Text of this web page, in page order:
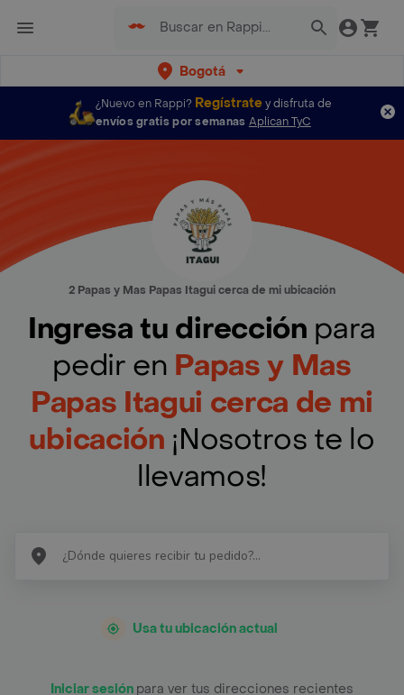
Bogotá
¿Nuevo en Rappi? Regístratey disfruta de
envíos gratis por semanas Aplican TyC
2 Papas y Mas Papas Itagui cerca de mi ubicación
Ingresa tu dirección para
pedir en Papas y Mas
Papas Itagui cerca de mi
ubicación ¡Nosotros te lo
llevamos!
Usa tu ubicación actual
Iniciar sesión para ver tus direcciones recientes